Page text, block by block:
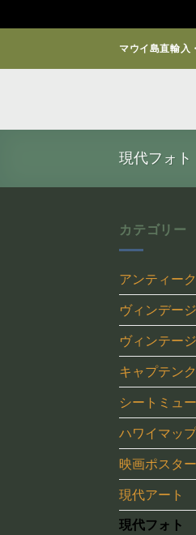
マウイ島直輸入
現代フォト
カテゴリー
アンティー
ヴィンデー
ヴィンテー
キャプテン
シートミュ
ハワイマップ
映画ポスタ
現代アート
現代フォト